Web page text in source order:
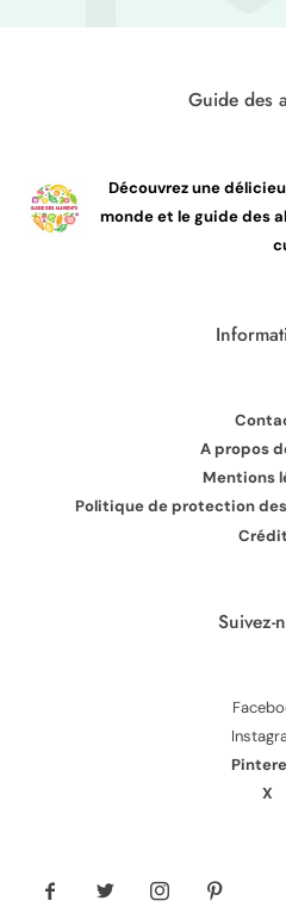
Guide des
Découvrez une
monde et le guide des
A propos
Mentions
Politique de protection
Suivez-
X